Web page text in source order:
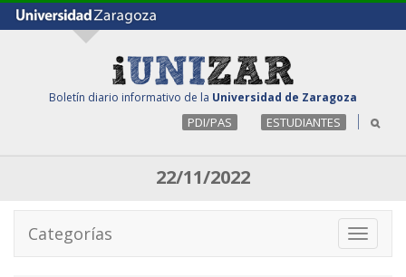
Boletín diario informativo de la Universidad de Zaragoza
PDI/PAS ESTUDIANTES
22/11/2022
Toggle
Categorías